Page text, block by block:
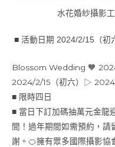
水花婚紗攝影
■ 活動日期 2024/2/15（初
Blossom Wedding 🧡
2024/2/15（初六）▷ 2024/
■ 限時四日
■ 當日下訂加碼抽萬元金龍
間！過年期間如需預約，
謝。🍊擁有眾多國際攝影協